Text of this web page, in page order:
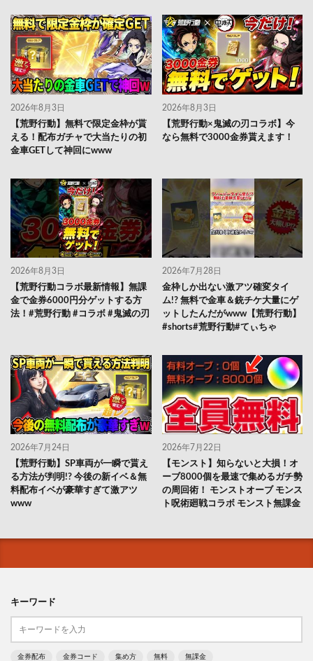
2026年8月3日
【荒野行動】無料で限定金枠が貰
える！配布ガチャで大当たりの初
金車GETして神回にwww
2026年8月3日
【荒野行動×鬼滅の刃コラボ】今
なら無料で3000金券貰えます！
2026年8月3日
【荒野行動コラボ最新情報】無課
金で金券6000円分ゲットする方
法！#荒野行動 #コラボ #鬼滅の刃
2026年7月28日
金枠しか出ない激アツ確変タイ
ム!? 無料で金車＆銃チケ大量にゲ
ットしたんだがwww【荒野行動】
#shorts#荒野行動#てぃちゃ
2026年7月24日
【荒野行動】SP車両が一瞬で貰え
る方法が判明!? 今後の新イベ＆無
料配布イベが豪華すぎて激アツ
www
2026年7月22日
【モンスト】知らないと大損！オ
ーブ8000個を最速で集めるガチ勢
の周回術！ モンストオーブ モンス
ト呪術廻戦コラボ モンスト無課金
キーワード
金券配布 金券コード 集め方 無料 無課金